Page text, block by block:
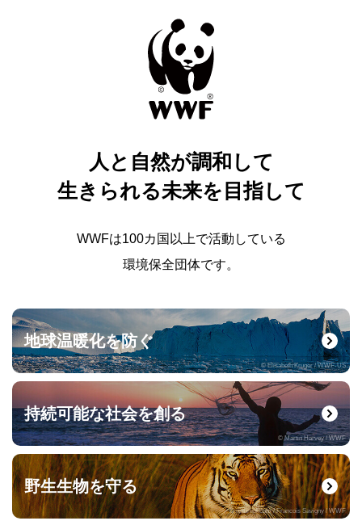
人と自然が調和して
生きられる未来を目指して
WWFは100カ国以上で活動している
環境保全団体です。
地球温暖化を防ぐ
© Elisabeth Kruger / WWF-US
持続可能な社会を創る
© Martin Harvey / WWF
野生生物を守る
© naturepl.com / Francois Savigny / WWF